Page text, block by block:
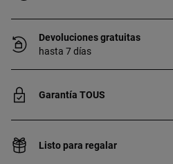
Devoluciones gratuitas
hasta 7 días
Garantía TOUS
Listo para regalar